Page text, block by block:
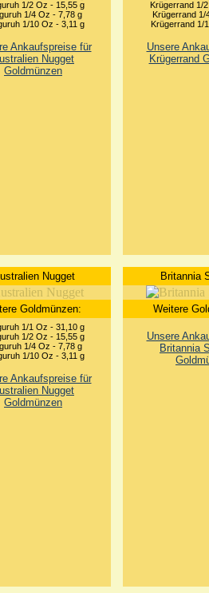
1/2 Oz - 15,55 g
1/4 Oz - 7,78 g
1/10 Oz - 3,11 g
Ankaufspreise für
Nugget
Goldmünzen
Krügerrand 1/
Krügerrand 1/
Krügerrand 1/
Unsere
Krügerrand
Nugget
Goldmünzen:
1/1 Oz - 31,10 g
1/2 Oz - 15,55 g
1/4 Oz - 7,78 g
1/10 Oz - 3,11 g
Ankaufspreise für
Nugget
Goldmünzen
Britannia
Weitere
Unsere
Britannia